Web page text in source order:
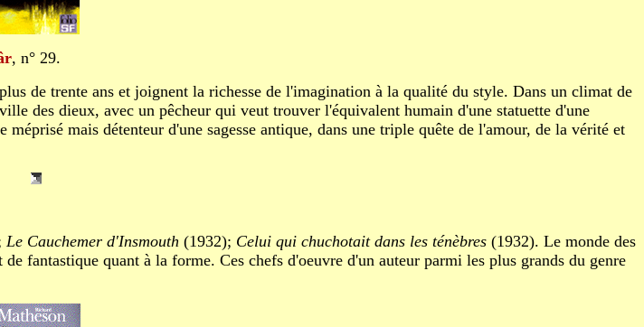
, n° 29.
de trente ans et joignent la richesse de l'imagination à la qualité du style. Dans un climat de
des dieux, avec un pêcheur qui veut trouver l'équivalent humain d'une statuette d'une
mais détenteur d'une sagesse antique, dans une triple quête de l'amour, de la vérité et
Le Cauchemer d'Insmouth (1932); Celui qui chuchotait dans les ténèbres (1932). Le monde des
fantastique quant à la forme. Ces chefs d'oeuvre d'un auteur parmi les plus grands du genre